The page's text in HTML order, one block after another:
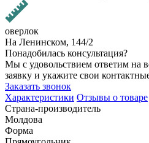
оверлок
На Ленинском, 144/2
Понадобилась консультация?
Мы с удовольствием ответим на
заявку и укажите свои
Заказать звонок
Характеристики Отзывы о товаре
Страна-производитель
Молдова
Форма